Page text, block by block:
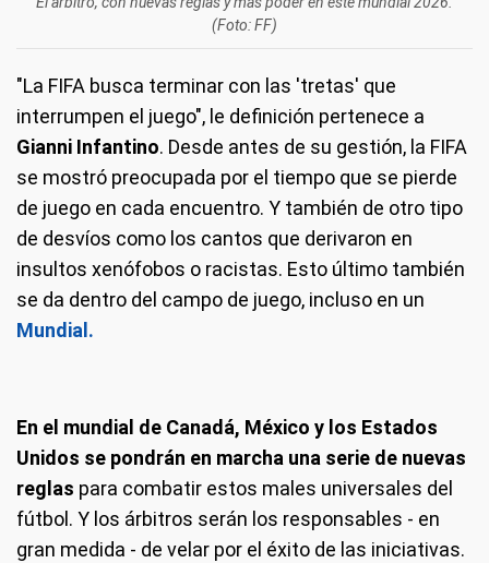
(Foto: FF)
"La FIFA busca terminar con las 'tretas' que
interrumpen el juego", le definición pertenece a
Gianni Infantino. Desde antes de su gestión, la FIFA
se mostró preocupada por el tiempo que se pierde
de juego en cada encuentro. Y también de otro tipo
de desvíos como los cantos que derivaron en
insultos xenófobos o racistas. Esto último también
se da dentro del campo de juego, incluso en un
Mundial.
En el mundial de Canadá, México y los Estados
Unidos se pondrán en marcha una serie de nuevas
reglas para combatir estos males universales del
fútbol. Y los árbitros serán los responsables - en
gran medida - de velar por el éxito de las iniciativas.